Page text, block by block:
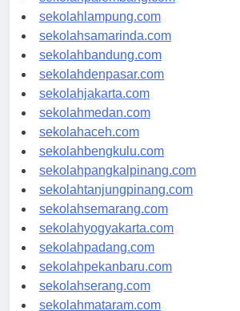
sekolahpalembang.com
sekolahlampung.com
sekolahsamarinda.com
sekolahbandung.com
sekolahdenpasar.com
sekolahjakarta.com
sekolahmedan.com
sekolahaceh.com
sekolahbengkulu.com
sekolahpangkalpinang.com
sekolahtanjungpinang.com
sekolahsemarang.com
sekolahyogyakarta.com
sekolahpadang.com
sekolahpekanbaru.com
sekolahserang.com